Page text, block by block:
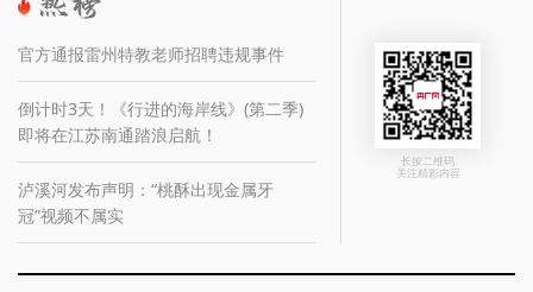
官方通报雷州特教老师招聘违规事件
倒计时3天！《行进的海岸线》(第二季)
即将在江苏南通踏浪启航！
泸溪河发布声明：“桃酥出现金属牙
冠”视频不属实
长按二维码
关注精彩内容